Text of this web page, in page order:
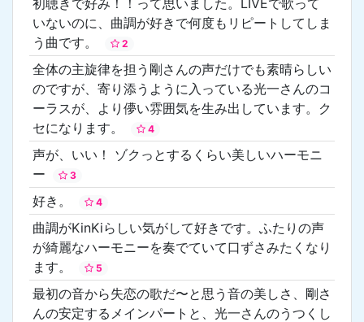
いないのに、曲調が好きで何度もリピートしてしま
う曲です。
2
全体の主旋律を担う剛さんの声だけでも素晴らしい
のですが、寄り添うように入っている光一さんのコ
ーラスが、より儚い雰囲気を生み出しています。ク
セになります。
4
声が、いい！ ゾクっとするくらい美しいハーモニ
ー
3
好き。 4
曲調がKinKiらしい気がして好きです。ふたりの声
が綺麗なハーモニーを奏でていて口ずさみたくなり
ます。
5
最初の音から失恋の歌だ〜と思う音の美しさ、剛さ
んの安定するメインパートと、光一さんのうつくし